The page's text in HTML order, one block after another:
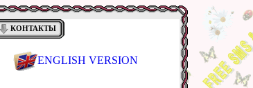
КОНТАКТЫ
ENGLISH VERSION